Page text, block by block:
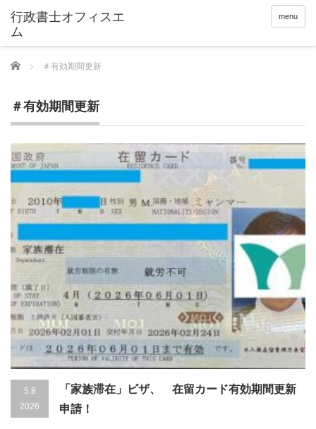
menu
Home ＃有効期間更新
＃有効期間更新
5.8
2026
「家族滞在」ビザ、 在留カード有効期間更新
申請！